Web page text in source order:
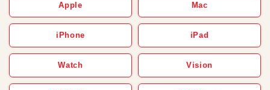
Apple Mac
iPhone iPad
Watch Vision